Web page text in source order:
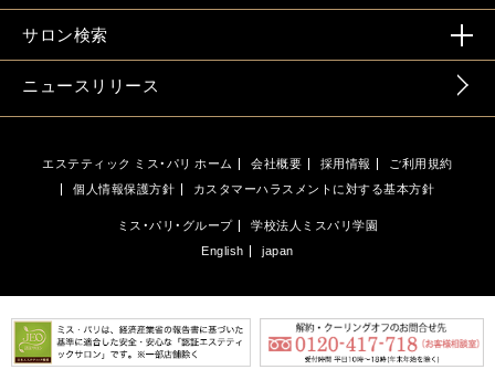
サロン検索
ニュースリリース
エステティック ミス・パリ ホーム 会社概要 採用情報
ご利用規約
個人情報保護方針
カスタマーハラスメントに対する基本方針
ミス・パリ・グループ
学校法人ミスパリ学園
English
japan